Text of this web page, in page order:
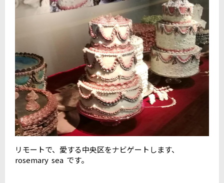
リモートで、愛する中央区をナビゲートします、
rosemary sea です。